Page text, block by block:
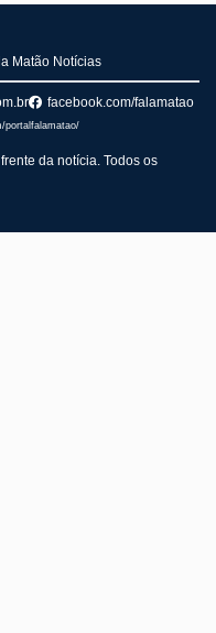
Matão Notícias
facebook.com/falamatao
portalfalamatao/
da notícia. Todos os